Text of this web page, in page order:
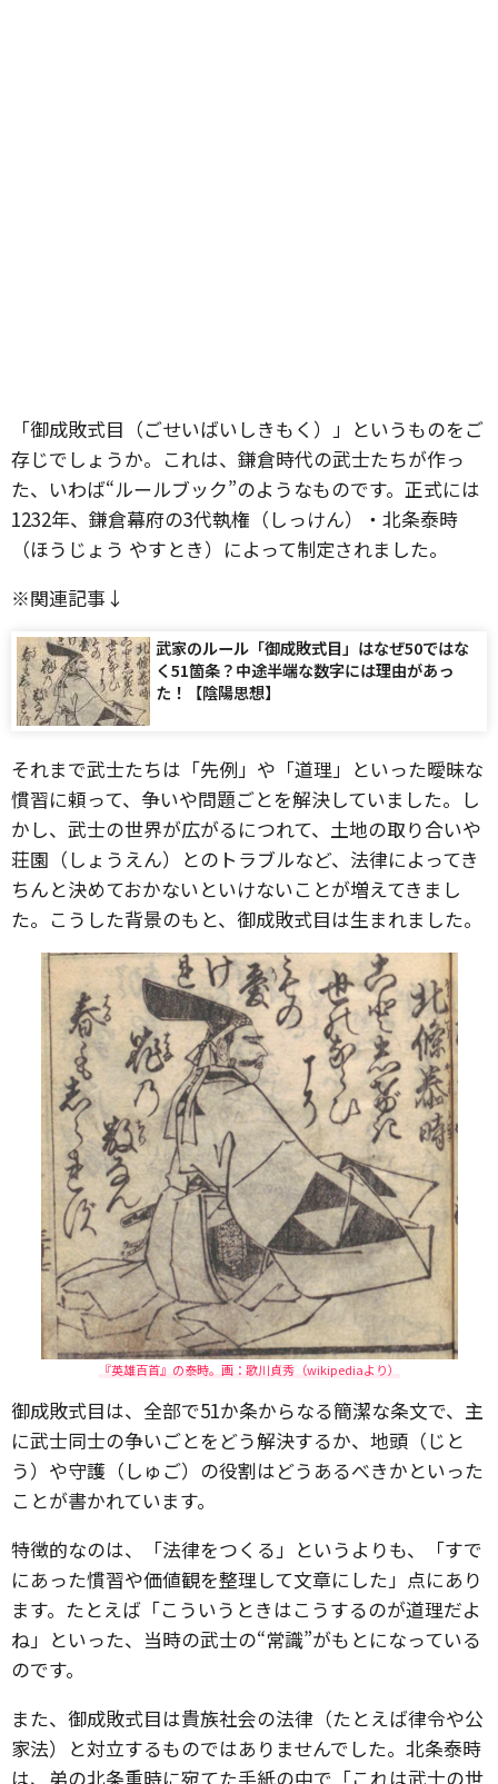
「御成敗式目（ごせいばいしきもく）」というものをご
存じでしょうか。これは、鎌倉時代の武士たちが作っ
た、いわば“ルールブック”のようなものです。正式には
1232年、鎌倉幕府の3代執権（しっけん）・北条泰時
（ほうじょう やすとき）によって制定されました。
※関連記事↓
武家のルール「御成敗式目」はなぜ50ではな
く51箇条？中途半端な数字には理由があっ
た！【陰陽思想】
それまで武士たちは「先例」や「道理」といった曖昧な
慣習に頼って、争いや問題ごとを解決していました。し
かし、武士の世界が広がるにつれて、土地の取り合いや
荘園（しょうえん）とのトラブルなど、法律によってき
ちんと決めておかないといけないことが増えてきまし
た。こうした背景のもと、御成敗式目は生まれました。
『英雄百首』の泰時。画：歌川貞秀（wikipediaより）
御成敗式目は、全部で51か条からなる簡潔な条文で、主
に武士同士の争いごとをどう解決するか、地頭（じと
う）や守護（しゅご）の役割はどうあるべきかといった
ことが書かれています。
特徴的なのは、「法律をつくる」というよりも、「すで
にあった慣習や価値観を整理して文章にした」点にあり
ます。たとえば「こういうときはこうするのが道理だよ
ね」といった、当時の武士の“常識”がもとになっている
のです。
また、御成敗式目は貴族社会の法律（たとえば律令や公
家法）と対立するものではありませんでした。北条泰時
は、弟の北条重時に宛てた手紙の中で「これは武士の世